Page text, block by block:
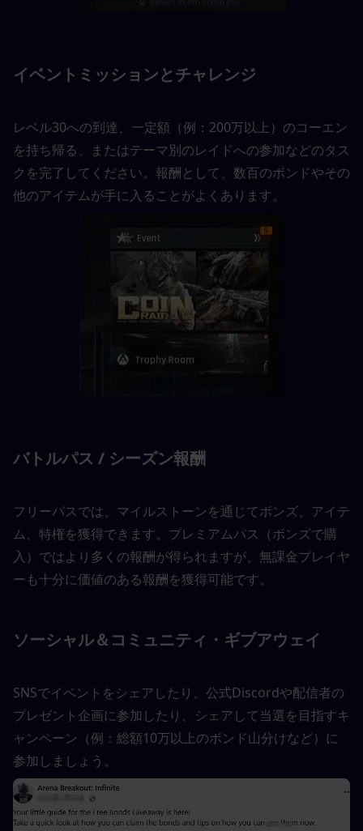
イベントミッションとチャレンジ
レベル30への到達、一定額（例：200万以上）のコーエン
を持ち帰る、またはテーマ別のレイドへの参加などのタス
クを完了してください。報酬として、数百のボンドやその
他のアイテムが手に入ることがよくあります。
バトルパス / シーズン報酬
フリーパスでは、マイルストーンを通じてボンズ、アイテ
ム、特権を獲得できます。プレミアムパス（ボンズで購
入）ではより多くの報酬が得られますが、無課金プレイヤ
ーも十分に価値のある報酬を獲得可能です。
ソーシャル＆コミュニティ・ギブアウェイ
SNSでイベントをシェアしたり、公式Discordや配信者の
プレゼント企画に参加したり、シェアして当選を目指すキ
ャンペーン（例：総額10万以上のボンド山分けなど）に
参加しましょう。